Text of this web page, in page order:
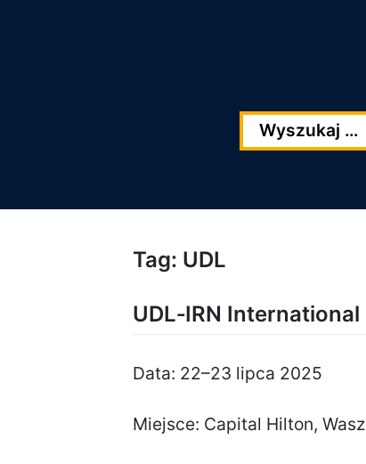
Tag: UDL
UDL‑IRN International
Data: 22–23 lipca 2025
Miejsce: Capital Hilton,